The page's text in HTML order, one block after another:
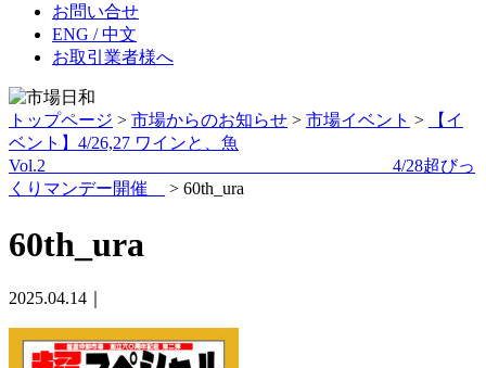
お問い合せ
ENG / 中文
お取引業者様へ
トップページ > 市場からのお知らせ > 市場イベント >
【イ
ベント】4/26,27 ワインと、魚
Vol.2 4/28超びっ
くりマンデー開催
> 60th_ura
60th_ura
2025.04.14｜